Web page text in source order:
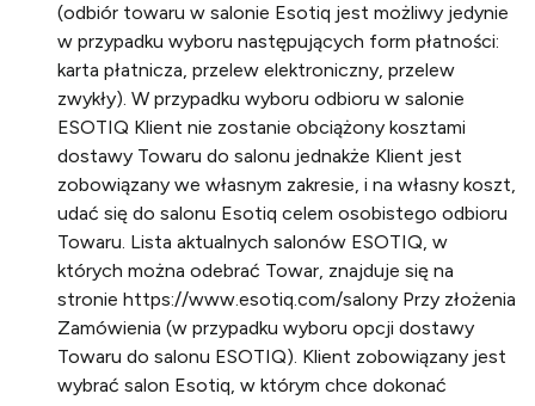
(odbiór towaru w salonie Esotiq jest możliwy jedynie
w przypadku wyboru następujących form płatności:
karta płatnicza, przelew elektroniczny, przelew
zwykły). W przypadku wyboru odbioru w salonie
ESOTIQ Klient nie zostanie obciążony kosztami
dostawy Towaru do salonu jednakże Klient jest
zobowiązany we własnym zakresie, i na własny koszt,
udać się do salonu Esotiq celem osobistego odbioru
Towaru. Lista aktualnych salonów ESOTIQ, w
których można odebrać Towar, znajduje się na
stronie https://www.esotiq.com/salony Przy złożenia
Zamówienia (w przypadku wyboru opcji dostawy
Towaru do salonu ESOTIQ). Klient zobowiązany jest
wybrać salon Esotiq, w którym chce dokonać